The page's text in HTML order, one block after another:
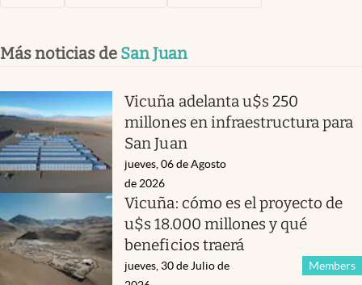
Más noticias de San Juan
Vicuña adelanta u$s 250
millones en infraestructura para
San Juan
jueves, 06 de Agosto
de 2026
Vicuña: cómo es el proyecto de
u$s 18.000 millones y qué
beneficios traerá
Members
jueves, 30 de Julio de